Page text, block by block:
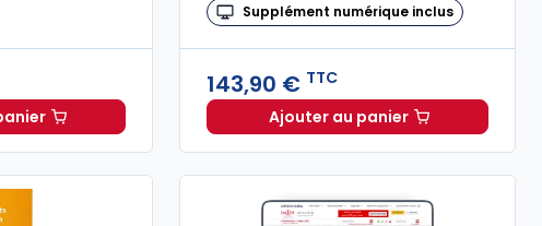
Dès 81,00 € TTC
Série Directions 35 - L'analyse des pratiques professionnelles
Supplément numérique inclus
143,90 € TTC
Ajouter au panierGuide du Directeur -